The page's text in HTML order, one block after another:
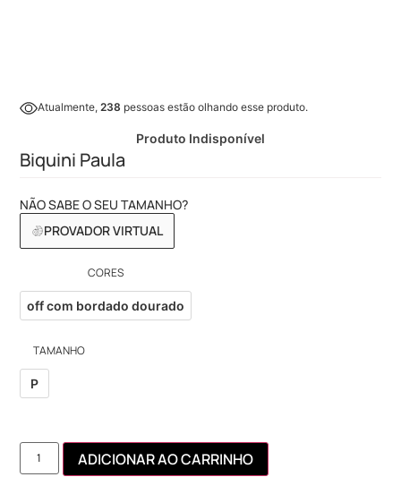
Atualmente, 238 pessoas estão olhando esse produto.
Produto Indisponível
Biquini Paula
NÃO SABE O SEU TAMANHO?
PROVADOR VIRTUAL
CORES
off com bordado dourado
TAMANHO
P
ADICIONAR AO CARRINHO